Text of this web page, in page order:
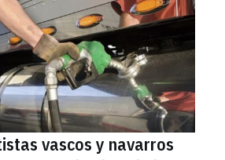
vascos y navarros